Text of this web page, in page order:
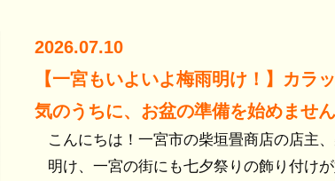
2026.07.10
【一宮もいよいよ梅雨明け！】カラ
気のうちに、お盆の準備を始めませ
こんにちは！一宮市の柴垣畳商店の店主
明け、一宮の街にも七夕祭りの飾り付け